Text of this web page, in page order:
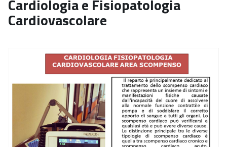
footer
Cardiologia e Fisiopatologia
Cardiovascolare